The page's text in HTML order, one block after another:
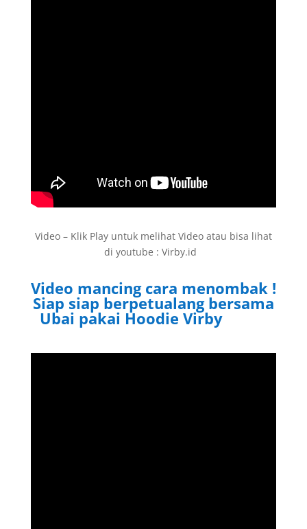
Video – Klik Play untuk melihat Video atau bisa lihat
di youtube : Virby.id
Video mancing cara menombak !
Siap siap berpetualang bersama
Ubai pakai Hoodie Virby